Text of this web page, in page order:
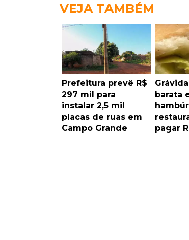
VEJA TAMBÉM
Prefeitura prevê R$
297 mil para
instalar 2,5 mil
placas de ruas em
Campo Grande
barata
pagar